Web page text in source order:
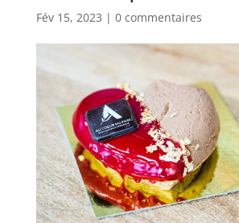
Fév 15, 2023 | 0 commentaires